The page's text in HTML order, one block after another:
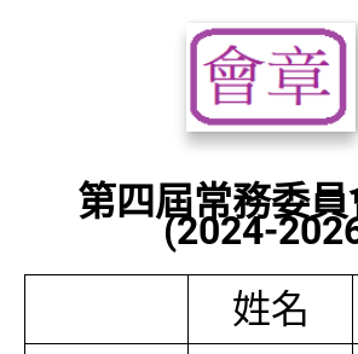
第四屆常務委
(2024-
姓名